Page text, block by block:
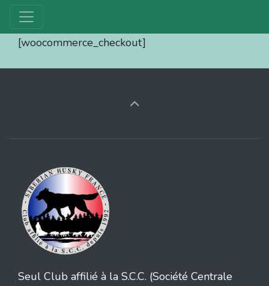
[woocommerce_checkout]
Seul Club affilié à la S.C.C. (Société Centrale